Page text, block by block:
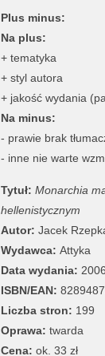
Plus minus:
Na plus:
+ tematyka
+ styl autora
+ jakość wydania
Na minus:
- prawie brak
- inne nie warte
Tytuł: Monarchia
hellenistycznym
Autor: Jacek
Wydawca: Attyka
Data wydania: 2006
ISBN/EAN:
Liczba stron: 199
Oprawa: twarda
Cena: ok. 33 zł